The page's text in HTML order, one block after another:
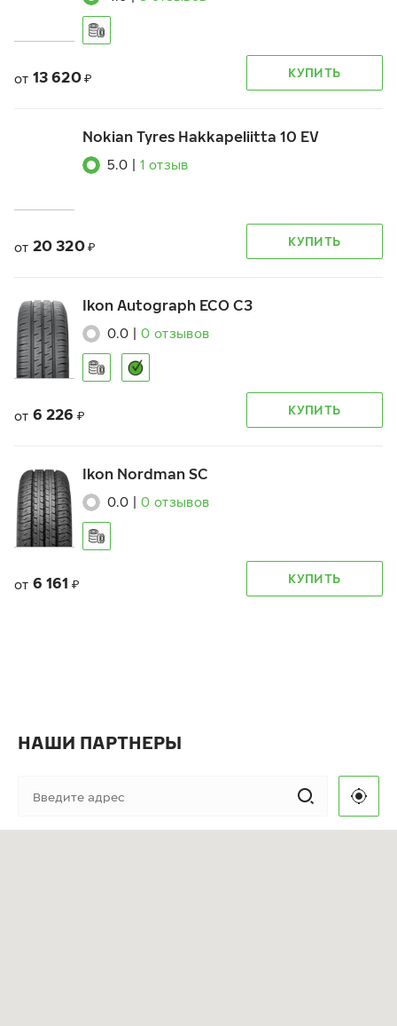
от 13 620 ₽ КУПИТЬ
Nokian Tyres Hakkapeliitta 10 EV
5.0 1 отзыв
от 20 320 ₽ КУПИТЬ
Ikon Autograph ECO C3
0.0 0 отзывов
от 6 226 ₽ КУПИТЬ
Ikon Nordman SC
0.0 0 отзывов
от 6 161 ₽ КУПИТЬ
НАШИ ПАРТНЕРЫ